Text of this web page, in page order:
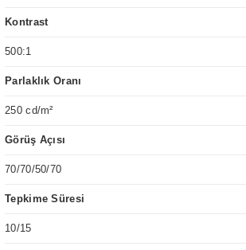
Kontrast
500:1
Parlaklık Oranı
250 cd/m²
Görüş Açısı
70/70/50/70
Tepkime Süresi
10/15